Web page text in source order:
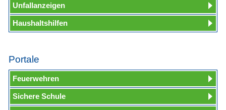
Unfallanzeigen
Haushaltshilfen
Portale
Feuerwehren
Sichere Schule